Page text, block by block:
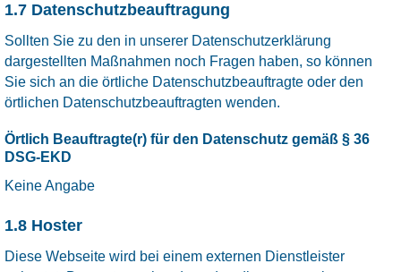
1.7 Datenschutzbeauftragung
Sollten Sie zu den in unserer Datenschutzerklärung
dargestellten Maßnahmen noch Fragen haben, so können
Sie sich an die örtliche Datenschutzbeauftragte oder den
örtlichen Datenschutzbeauftragten wenden.
Örtlich Beauftragte(r) für den Datenschutz gemäß § 36
DSG-EKD
Keine Angabe
1.8 Hoster
Diese Webseite wird bei einem externen Dienstleister